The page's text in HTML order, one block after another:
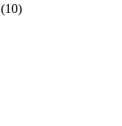
(10)